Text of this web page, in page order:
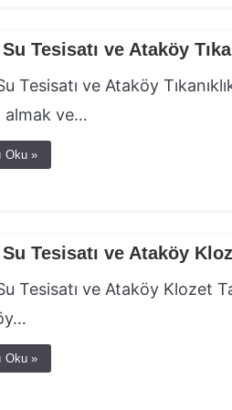
Tesisatı ve Ataköy
Tesisatı ve Ataköy
almak ve…
Oku »
Tesisatı ve Ataköy
Tesisatı ve Ataköy Klozet
Oku »